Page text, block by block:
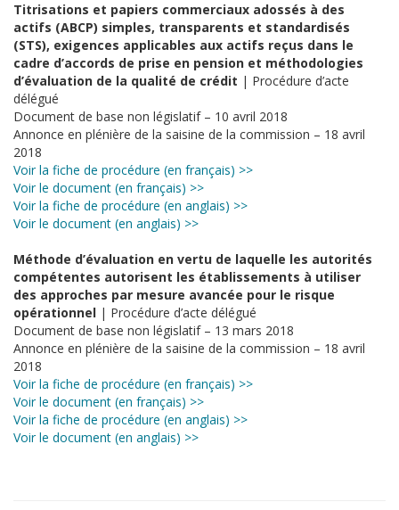
Titrisations et papiers commerciaux adossés à des
actifs (ABCP) simples, transparents et standardisés
(STS), exigences applicables aux actifs reçus dans le
cadre d’accords de prise en pension et méthodologies
d’évaluation de la qualité de crédit | Procédure d’acte
délégué
Document de base non législatif – 10 avril 2018
Annonce en plénière de la saisine de la commission – 18 avril
2018
Voir la fiche de procédure (en français) >>
Voir le document (en français) >>
Voir la fiche de procédure (en anglais) >>
Voir le document (en anglais) >>
Méthode d’évaluation en vertu de laquelle les autorités
compétentes autorisent les établissements à utiliser
des approches par mesure avancée pour le risque
opérationnel | Procédure d’acte délégué
Document de base non législatif – 13 mars 2018
Annonce en plénière de la saisine de la commission – 18 avril
2018
Voir la fiche de procédure (en français) >>
Voir le document (en français) >>
Voir la fiche de procédure (en anglais) >>
Voir le document (en anglais) >>